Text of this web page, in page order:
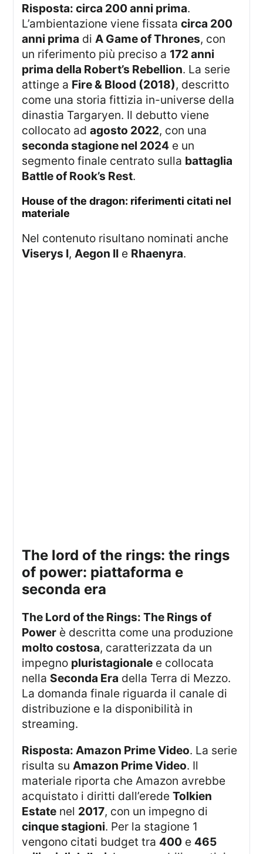
Risposta: circa 200 anni prima.
L’ambientazione viene fissatacirca 200
anni prima di A Game of Thrones, con
un riferimento più preciso a 172 anni
prima della Robert’s Rebellion. La serie
attinge a Fire & Blood (2018), descritto
come una storia fittizia in-universe della
dinastia Targaryen. Il debutto viene
collocato adagosto 2022, con una
seconda stagione nel 2024 e un
segmento finale centrato sulla battaglia
Battle of Rook’s Rest.
house of the dragon: riferimenti citati nel
materiale
Nel contenuto risultano nominati anche
Viserys I,Aegon II e Rhaenyra.
the lord of the rings: the rings
of power: piattaforma e
seconda era
The Lord of the Rings: The Rings of
Power è descritta come una produzione
molto costosa, caratterizzata da un
impegno pluristagionale e collocata
nella Seconda Era della Terra di Mezzo.
La domanda finale riguarda il canale di
distribuzione e la disponibilità in
streaming.
Risposta: Amazon Prime Video. La serie
risulta suAmazon Prime Video. Il
materiale riporta che Amazon avrebbe
acquistato i diritti dall’eredeTolkien
Estate nel 2017, con un impegno di
cinque stagioni. Per la stagione 1
vengono citati budget tra 400 e 465